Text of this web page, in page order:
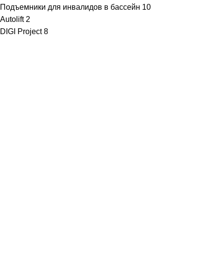
Подъемники для инвалидов в бассейн 10
Autolift 2
DIGI Project 8